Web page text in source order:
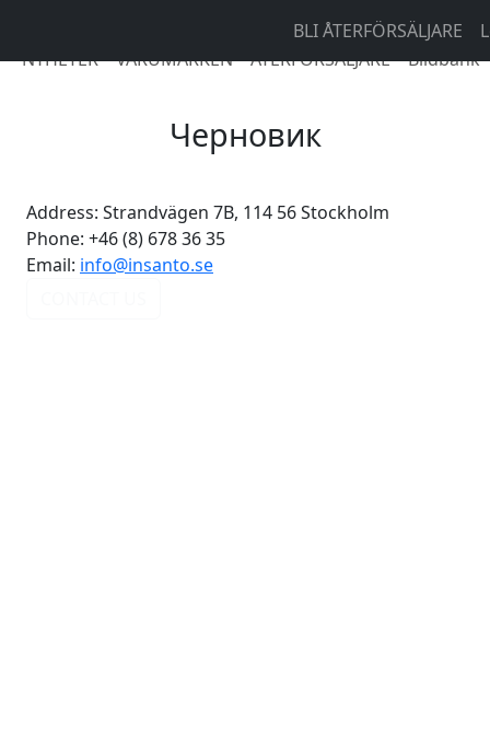
BLI ÅTERFÖRSÄLJARE
NYHETER
VARUMÄRKEN ÅTERFÖRSÄLJARE Bildbank
Черновик
Address: Strandvägen 7B, 114 56 Stockholm
Phone: +46 (8) 678 36 35
Email: info@insanto.se